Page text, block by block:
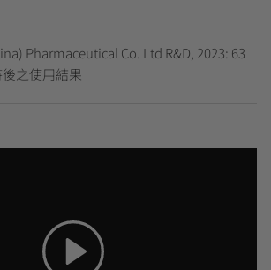
Pharmaceutical Co. Ltd R&D, 2023: 63
之使用結果